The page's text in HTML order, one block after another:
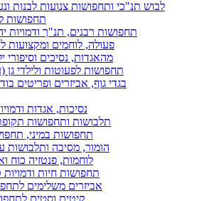
לבוש תנ"כי ותחפושות צנועות לבנות
תחפושות
תחפושות רבנים, תנ"ך ודמויות
פעולה, לוחמים ומקצועות
מהאגדות, נסיכים וסיפורי
תחפושות לפעוטות ולילדי גן
בגדי גוף, אביזרים ופריטים
נסיכות, אגדות
תלבושות ותחפושות
תחפושות במיני,
הומור, מסיבה ותלבושות
לוחמות, פנטזיה כוח
תחפושות חיות
אביזרים משלימים
קיטים וסטים